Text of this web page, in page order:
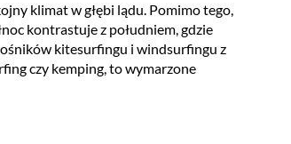
klimat w głębi lądu. Pomimo tego,
kontrastuje z południem, gdzie
kitesurfingu i windsurfingu z
czy kemping, to wymarzone